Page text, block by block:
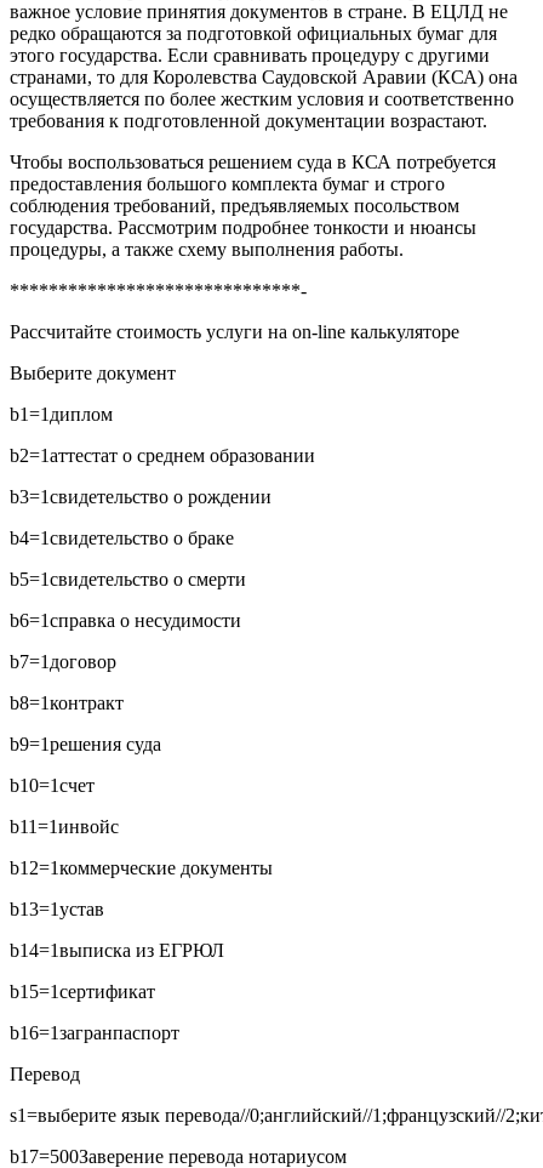
важное условие принятия документов в стране. В ЕЦЛД не
редко обращаются за подготовкой официальных бумаг для
этого государства. Если сравнивать процедуру с другими
странами, то для Королевства Саудовской Аравии (КСА) она
осуществляется по более жестким условия и соответственно
требования к подготовленной документации возрастают.
Чтобы воспользоваться решением суда в КСА потребуется
предоставления большого комплекта бумаг и строго
соблюдения требований, предъявляемых посольством
государства. Рассмотрим подробнее тонкости и нюансы
процедуры, а также схему выполнения работы.
******************************-
Рассчитайте стоимость услуги на on-line калькуляторе
Выберите документ
b1=1 диплом
b2=1аттестат о среднем образовании
b3=1свидетельство о рождении
b4=1свидетельство о браке
b5=1свидетельство о смерти
b6=1справка о несудимости
b7=1 договор
b8=1контракт
b9=1решения суда
b10=1счет
b11=1инвойс
b12=1коммерческие документы
b13=1устав
b14=1выписка из ЕГРЮЛ
b15=1сертификат
b16=1загранпаспорт
Перевод
s1=выберите язык перевода//0;английский//1;французский//
b17=500Заверение перевода нотариусом